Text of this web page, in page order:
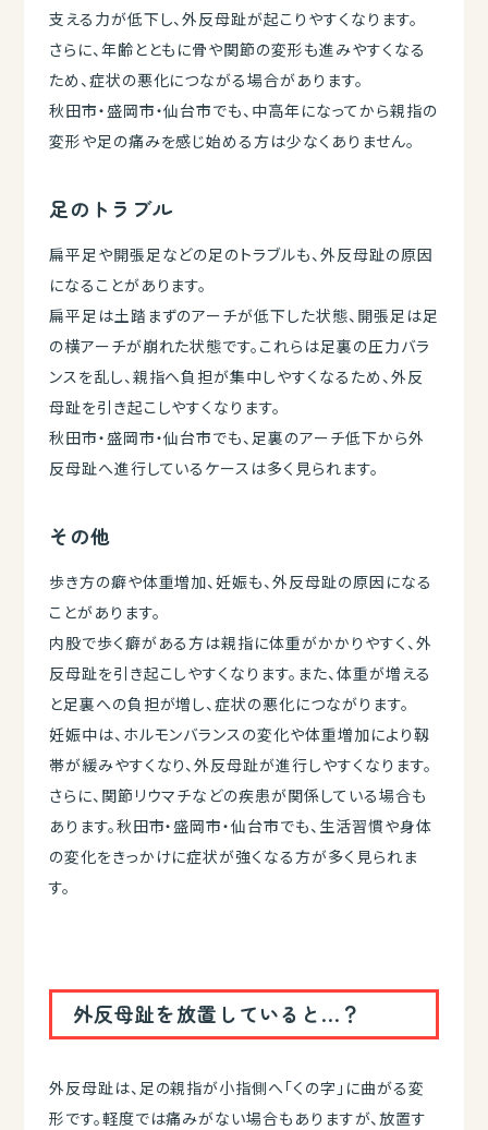
支える力が低下し、外反母趾が起こりやすくなります。
さらに、年齢とともに骨や関節の変形も進みやすくなる
ため、症状の悪化につながる場合があります。
秋田市・盛岡市・仙台市でも、中高年になってから親指の
変形や足の痛みを感じ始める方は少なくありません。
足のトラブル
扁平足や開張足などの足のトラブルも、外反母趾の原因
になることがあります。
扁平足は土踏まずのアーチが低下した状態、開張足は足
の横アーチが崩れた状態です。これらは足裏の圧力バラ
ンスを乱し、親指へ負担が集中しやすくなるため、外反
母趾を引き起こしやすくなります。
秋田市・盛岡市・仙台市でも、足裏のアーチ低下から外
反母趾へ進行しているケースは多く見られます。
その他
歩き方の癖や体重増加、妊娠も、外反母趾の原因になる
ことがあります。
内股で歩く癖がある方は親指に体重がかかりやすく、外
反母趾を引き起こしやすくなります。また、体重が増える
と足裏への負担が増し、症状の悪化につながります。
妊娠中は、ホルモンバランスの変化や体重増加により靱
帯が緩みやすくなり、外反母趾が進行しやすくなります。
さらに、関節リウマチなどの疾患が関係している場合も
あります。秋田市・盛岡市・仙台市でも、生活習慣や身体
の変化をきっかけに症状が強くなる方が多く見られま
す。
外反母趾を放置していると...？
外反母趾は、足の親指が小指側へ「くの字」に曲がる変
形です。軽度では痛みがない場合もありますが、放置す